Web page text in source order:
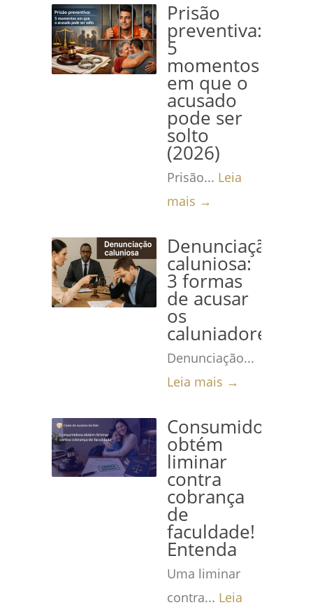
Prisão
preventiva:
5
momentos
em que o
acusado
pode ser
solto
(2026)
Prisão... Leia
mais →
Denunciação
caluniosa:
3 formas
de acusar
os
caluniadores
Denunciação...
Leia mais →
Consumidora
obtém
liminar
contra
cobrança
de
faculdade!
Entenda
Uma liminar
contra... Leia